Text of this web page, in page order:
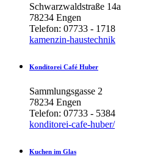
Schwarzwaldstraße 14a
78234 Engen
Telefon: 07733 - 1718
kamenzin-haustechnik
Konditorei Café Huber
Sammlungsgasse 2
78234 Engen
Telefon: 07733 - 5384
konditorei-cafe-huber/
Kuchen im Glas